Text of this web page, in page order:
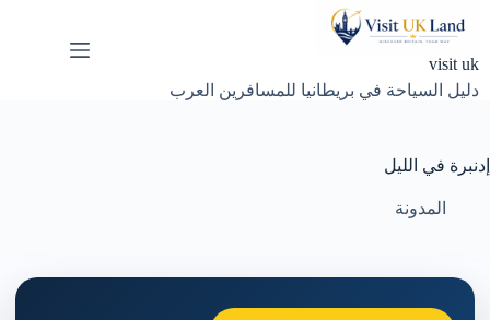
visit uk
دليل السياحة في بريطانيا للمسافرين العرب
إدنبرة في الليل
المدونة